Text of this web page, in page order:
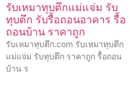
รับเหมาทุบตึกแม่แจ่ม รับ
ทุบตึก รับรื้อถอนอาคาร รื้อ
ถอนบ้าน ราคาถูก
รับเหมาทุบตึก.com รับเหมาทุบตึก
แม่แจ่ม รับทุบตึก ราคาถูก รื้อถอน
บ้าน ร